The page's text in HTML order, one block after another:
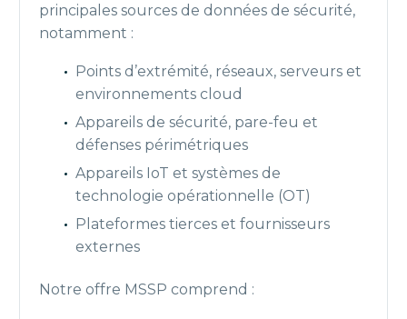
principales sources de données de sécurité,
notamment :
Points d’extrémité, réseaux, serveurs et
environnements cloud
Appareils de sécurité, pare-feu et
défenses périmétriques
Appareils IoT et systèmes de
technologie opérationnelle (OT)
Plateformes tierces et fournisseurs
externes
Notre offre MSSP comprend :